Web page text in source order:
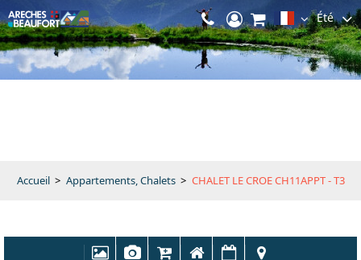
Été
Accueil > Appartements, Chalets > CHALET LE CROE CH11APPT - T3